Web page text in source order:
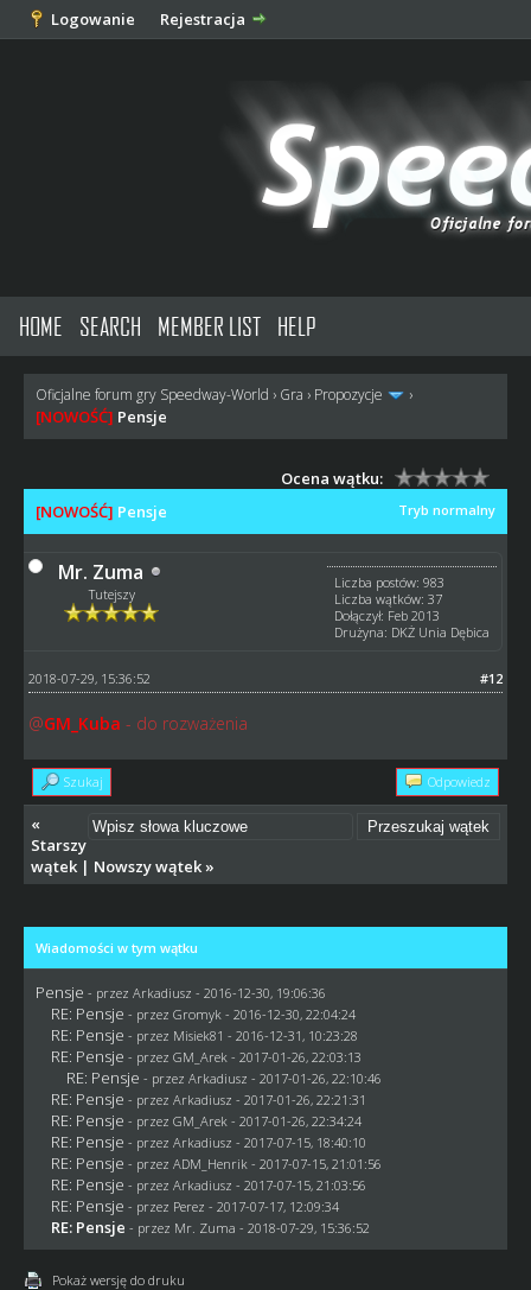
Logowanie Rejestracja
HOME SEARCH MEMBER LIST HELP
Oficjalne forum gry Speedway-World › Gra › Propozycje ›
[NOWOŚĆ] Pensje
Ocena wątku:
Tryb normalny
[NOWOŚĆ] Pensje
Mr. Zuma
Tutejszy
Liczba postów: 983
Liczba wątków: 37
Dołączył: Feb 2013
Drużyna: DKŻ Unia Dębica
#12
2018-07-29, 15:36:52
@GM_Kuba - do rozważenia
Szukaj Odpowiedz
«
Starszy
wątek| Nowszy wątek»
Wiadomości w tym wątku
Pensje - przez Arkadiusz - 2016-12-30, 19:06:36
RE: Pensje - przez Gromyk - 2016-12-30, 22:04:24
RE: Pensje - przez Misiek81 - 2016-12-31, 10:23:28
RE: Pensje - przez GM_Arek - 2017-01-26, 22:03:13
RE: Pensje - przez Arkadiusz - 2017-01-26, 22:10:46
RE: Pensje - przez Arkadiusz - 2017-01-26, 22:21:31
RE: Pensje - przez GM_Arek - 2017-01-26, 22:34:24
RE: Pensje - przez Arkadiusz - 2017-07-15, 18:40:10
RE: Pensje - przez ADM_Henrik - 2017-07-15, 21:01:56
RE: Pensje - przez Arkadiusz - 2017-07-15, 21:03:56
RE: Pensje - przez Perez - 2017-07-17, 12:09:34
RE: Pensje - przez Mr. Zuma - 2018-07-29, 15:36:52
Pokaż wersję do druku